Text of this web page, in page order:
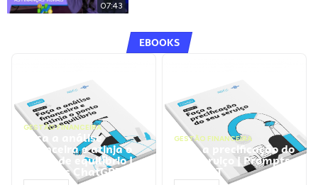
07:43
EBOOKS
GESTÃO FINANCEIRA
Faça a análise
financeira e atinja o
ponto de equilíbrio |
Prompts ChatGPT
GESTÃO FINANCEIRA
Faça a precificação do
seu serviço | Prompts
ChatGPT